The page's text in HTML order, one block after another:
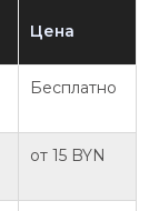
Цена
Бесплатно
от 15 BYN